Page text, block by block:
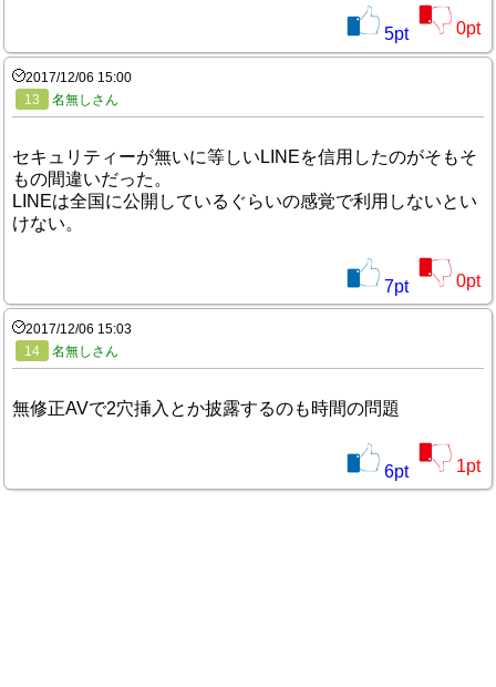
5pt 0pt
2017/12/06 15:00
13
名無しさん
セキュリティーが無いに等しいLINEを信用したのがそもそ
もの間違いだった。
LINEは全国に公開しているぐらいの感覚で利用しないとい
けない。
7pt 0pt
2017/12/06 15:03
14
名無しさん
無修正AVで2穴挿入とか披露するのも時間の問題
6pt 1pt